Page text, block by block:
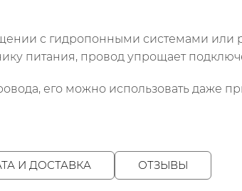
с гидропонными системами или
питания, провод упрощает
его можно использовать даже
И ДОСТАВКА ОТЗЫВЫ